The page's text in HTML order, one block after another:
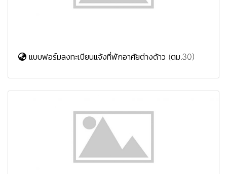
แบบฟอร์มลงทะเบียนแจ้งที่พักอาศัยต่างด้าว (ตม.30)